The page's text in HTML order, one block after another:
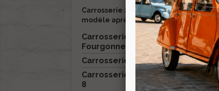
Carrosserie 2cv Nouveau
modèle après 1970
Carrosserie 2cv
Fourgonnette
Carrosserie Acadiane
Carrosserie Ami 6 / Ami
8